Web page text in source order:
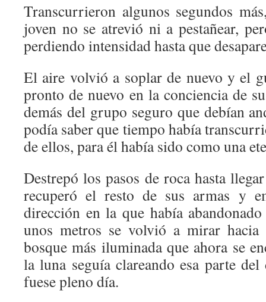
Transcurrieron algunos segundos
joven no se atrevió ni a pestañear,
perdiendo intensidad hasta que
El aire volvió a soplar de nuevo y el
pronto de nuevo en la conciencia de
demás del grupo seguro que debían
podía saber que tiempo había
de ellos, para él había sido como una
Destrepó los pasos de roca hasta
recuperó el resto de sus armas y
dirección en la que había
unos metros se volvió a mirar
bosque más iluminada que ahora se
la luna seguía clareando esa parte
fuese pleno día.